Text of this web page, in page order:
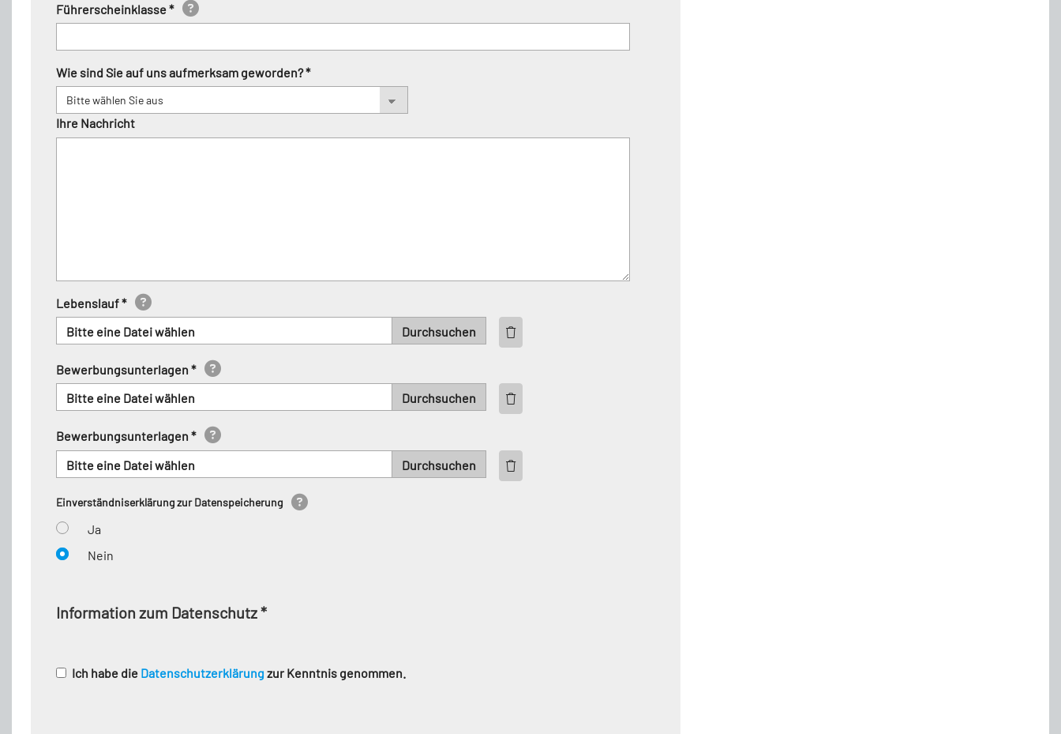
Führerscheinklasse *
Wie sind Sie auf uns aufmerksam geworden? *
Ihre Nachricht
Lebenslauf *
Bitte eine Datei wählen
Bewerbungsunterlagen *
Bitte eine Datei wählen
Bewerbungsunterlagen *
Bitte eine Datei wählen
Einverständniserklärung zur Datenspeicherung
Ja
Nein
Information zum Datenschutz*
Ich habe die Datenschutzerklärung zur Kenntnis genommen.